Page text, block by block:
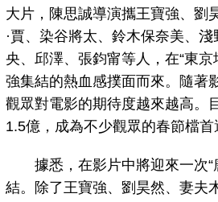
大片，陳思誠導演攜王寶強、劉
·賈、染谷將太、鈴木保奈美、
央、邱澤、張鈞甯等人，在“東京
強集結的熱血感撲面而來。隨著
觀眾對電影的期待度越來越高。
1.5億，成為不少觀眾的春節檔首
據悉，在影片中將迎來一次“
結。除了王寶強、劉昊然、妻夫